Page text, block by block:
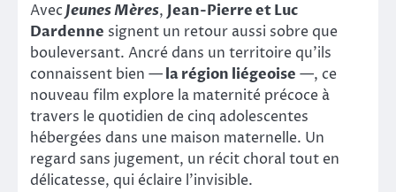
AvecJeunes Mères, Jean-Pierre et Luc
Dardenne signent un retour aussi sobre que
bouleversant. Ancré dans un territoire qu’ils
connaissent bien —la région liégeoise —, ce
nouveau film explore la maternité précoce à
travers le quotidien de cinq adolescentes
hébergées dans une maison maternelle. Un
regard sans jugement, un récit choral tout en
délicatesse, qui éclaire l’invisible.